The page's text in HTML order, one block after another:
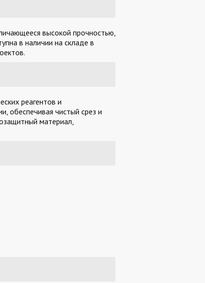
высокой прочностью,
в наличии на складе в
реагентов и
обеспечивая чистый срез и
материал,